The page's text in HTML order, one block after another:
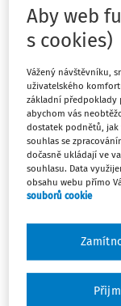
který je v EUR,
Mám ho
na účet. Jaký
Odpověď
Aby web
s cookies)
Vážený návštěvníku,
uživatelského
základní předpoklady
abychom vás
dostatek podnětů, jak
souhlas se
dočasně ukládají ve
souhlasu. Data
obsahu webu přímo
souborů cookie